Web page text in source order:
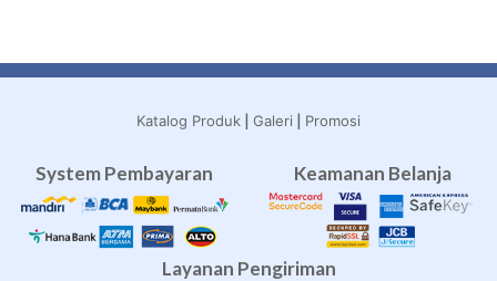
Katalog Produk | Galeri | Promosi
System Pembayaran Keamanan Belanja
Layanan Pengiriman